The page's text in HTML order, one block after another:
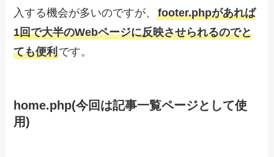
入する機会が多いのですが、footer.phpがあれば
1回で大半のWebページに反映させられるのでと
ても便利です。
home.php(今回は記事一覧ページとして使
用)